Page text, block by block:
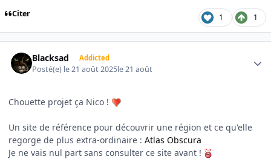
Citer 1 1
Blacksad Addicted
Posté(e) le 21 août 2025le 21 août
Chouette projet ça Nico !
Un site de référence pour découvrir une région et ce qu'elle
regorge de plus extra-ordinaire : Atlas Obscura
Je ne vais nul part sans consulter ce site avant !